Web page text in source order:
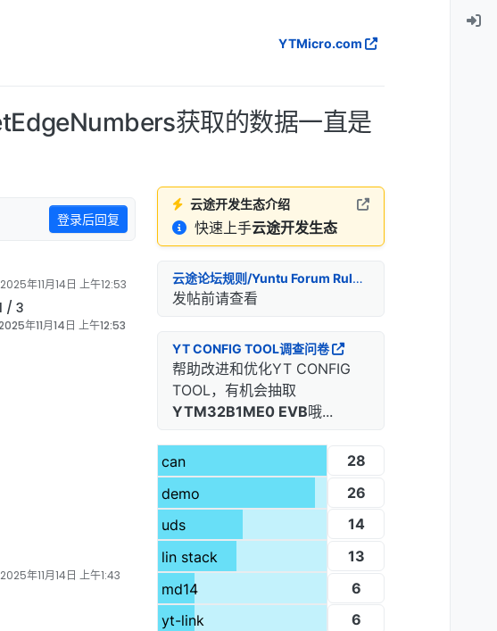
YTMicro.com
获取的数据一直是
登录后回复
2025年11月14日 上午12:53
/ 3
年11月14日 上午12:53
2025年11月14日 上午1:43
云途开发生态介绍
快速上手云途开发生态
云途论坛规则/Yuntu Forum Rules
发帖前请查看
YT CONFIG TOOL调查问卷
帮助改进和优化YT CONFIG
TOOL，有机会抽取
YTM32B1ME0 EVB哦...
can
28
demo
26
uds
14
lin stack
13
md14
6
yt-link
6